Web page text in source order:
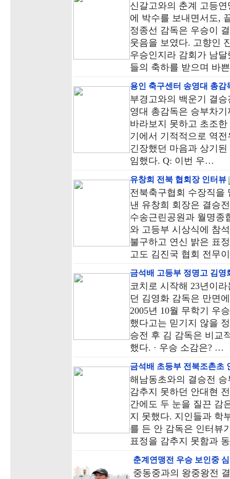
신갈고와의 춘계 고등
에 박수를 보내면서도,
정종선 감독은 우승이
웃음을 보였다. 고향인
우승인지라 감회가 남
들의 축하를 받으며 바
용인 축구센터 송영대 총
부경고와의 백운기 결
영대 총감독은 승부차
바라보지 못하고 초조
기에서 기적적으로 역
긴장했던 마음과 상기
임했다. Q: 이번 우…
유창희 전북 협회장 인터뷰
전북축구협회 수장직을
낸 유창희 회장은 결승
수송근린공원과 월명종
와 고등부 시상식에 참
불구하고 연신 밝은 표
고도 김진국 협회 전무
금석배 고등부 정명고 김
코치로 시작해 23년이
던 김영화 감독은 만면
2005년 10월 무학기 우
했다고는 믿기지 않을
승전 후 김 감독은 비교
했다. · 우승 소감은? …
금석배 초등부 전북조촌초
해남동초와의 결승전
감추지 못하던 안대현
간에도 두 눈을 질끈 감
지 못했다. 지인들과 학
를 든 안 감독은 인터뷰
표정을 감추지 못함과
춘계연맹전 우승 보인중
중동중과의 왕중왕전